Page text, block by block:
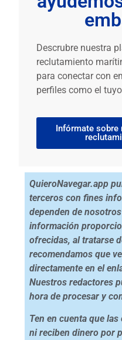
Descrubre nuestra
reclutamiento
para conectar con
perfiles como el tuyo
Infórmate sobre
QuieroNavegar.app
terceros con fines
dependen de
información
ofrecidas, al tratarse
recomendamos que
directamente en el
Nuestros redactores
hora de procesar y
Ten en cuenta que
ni reciben dinero por